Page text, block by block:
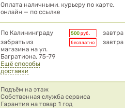
Оплата наличными, курьеру по карте,
онлайн — по ссылке
Условия доставки
По Калининграду 500 руб.
завтра
забрать из
магазина на ул.
Багратиона, 75-79
бесплатно завтра
Ещё способы
доставки
Подъём на этаж
Собственная служба сервиса
Гарантия на товар 1 год